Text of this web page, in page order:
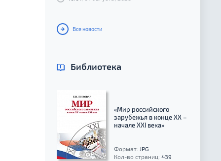
Все новости
Библиотека
«Мир российского
зарубежья в конце XX –
начале XXI века»
Формат: JPG
Кол-во страниц: 439